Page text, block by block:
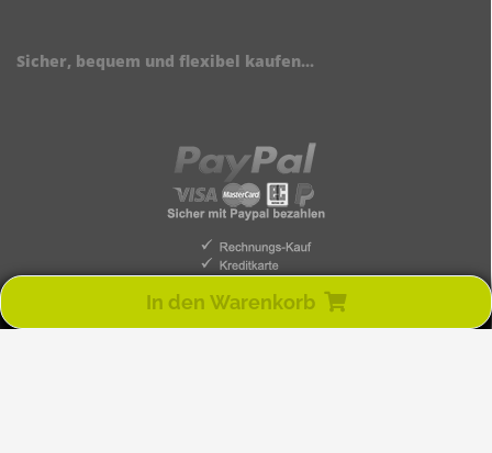
In den Warenkorb
Sicher, bequem und flexibel kaufen...